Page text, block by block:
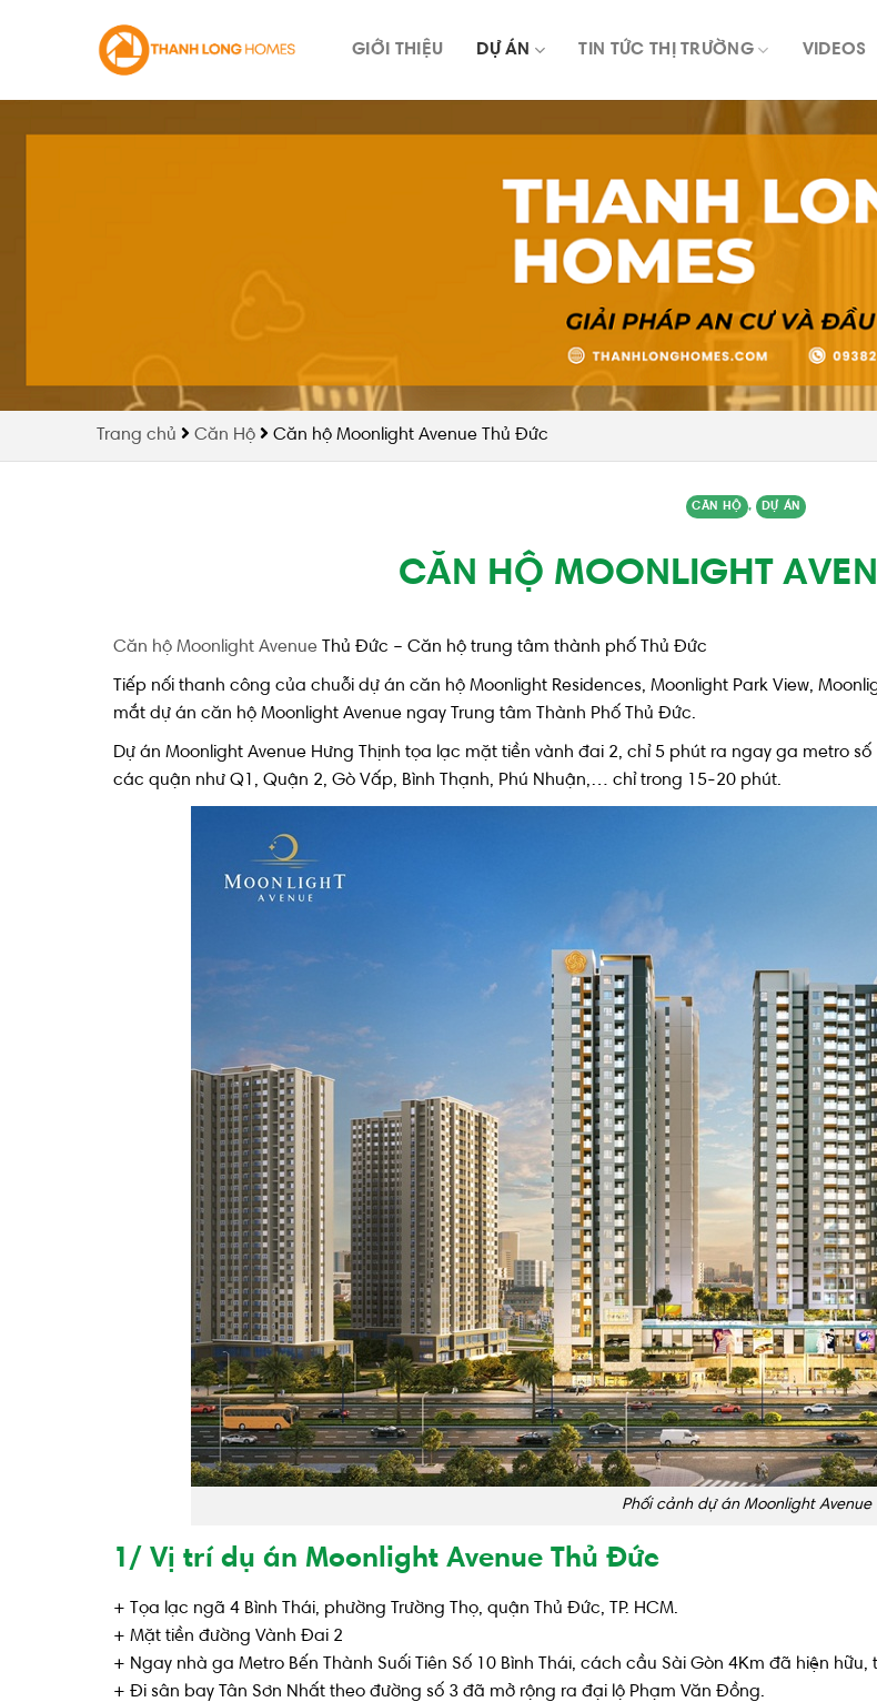
GIỚI THIỆU DỰ ÁN TIN TỨC THỊ TRƯỜNG VIDEOS
Trang chủ Căn Hộ Căn hộ Moonlight Avenue Thủ Đức
CĂN HỘ , DỰ ÁN
CĂN HỘ MOONLIGHT
Căn hộ Moonlight Avenue Thủ Đức – Căn hộ trung tâm thành phố Thủ Đức
Tiếp nối thanh công của chuỗi dự án căn hộ Moonlight Residences, Moonlight Park View,
mắt dự án căn hộ Moonlight Avenue ngay Trung tâm Thành Phố Thủ Đức.
Dự án Moonlight Avenue Hưng Thịnh tọa lạc mặt tiền vành đai 2, chỉ 5 phút ra ngay ga metro
các quận như Q1, Quận 2, Gò Vấp, Bình Thạnh, Phú Nhuận,… chỉ trong 15-20 phút.
Phối cảnh dự án Moonlight Avenue
1/ Vị trí dụ án Moonlight Avenue Thủ Đức
+ Tọa lạc ngã 4 Bình Thái, phường Trường Thọ, quận Thủ Đức, TP. HCM.
+ Mặt tiền đường Vành Đai 2
+ Ngay nhà ga Metro Bến Thành Suối Tiên Số 10 Bình Thái, cách cầu Sài Gòn 4Km đã hiện
+ Đi sân bay Tân Sơn Nhất theo đường số 3 đã mở rộng ra đại lộ Phạm Văn Đồng.